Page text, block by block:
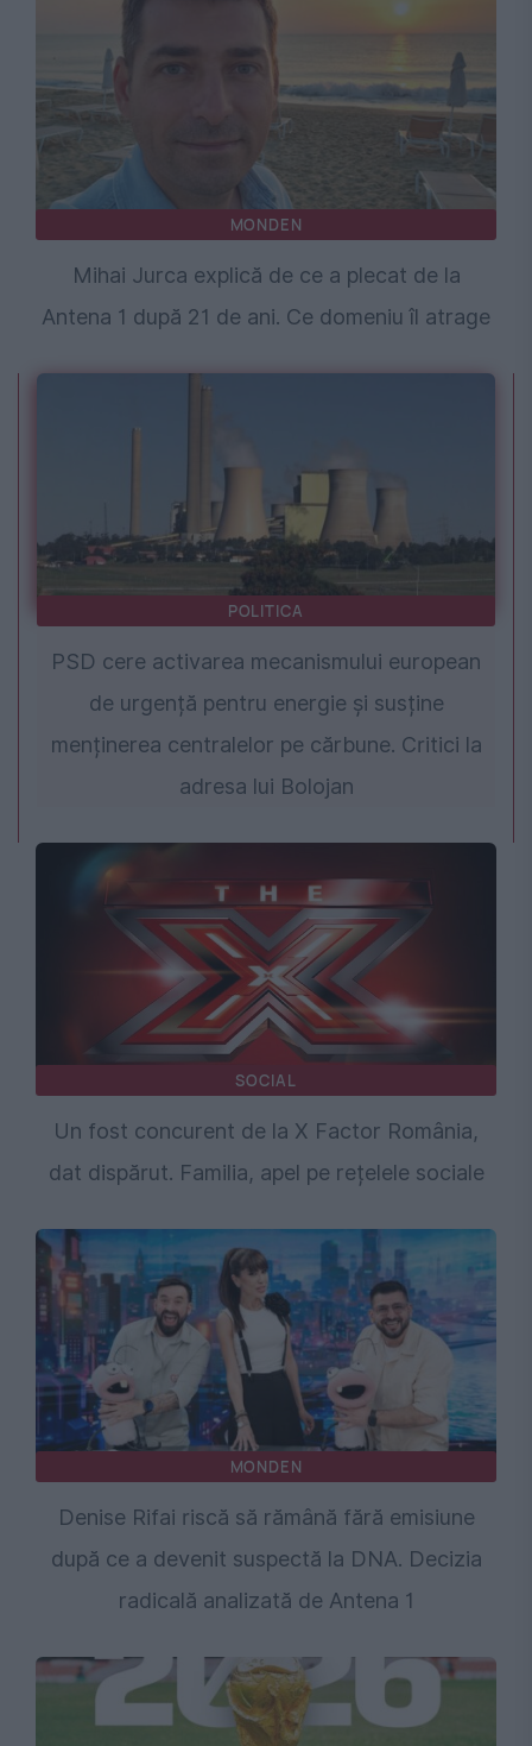
MONDEN
Mihai Jurca explică de ce a plecat de la
Antena 1 după 21 de ani. Ce domeniu îl atrage
POLITICA
PSD cere activarea mecanismului european
de urgență pentru energie și susține
menținerea centralelor pe cărbune. Critici la
adresa lui Bolojan
SOCIAL
Un fost concurent de la X Factor România,
dat dispărut. Familia, apel pe rețelele sociale
MONDEN
Denise Rifai riscă să rămână fără emisiune
după ce a devenit suspectă la DNA. Decizia
radicală analizată de Antena 1